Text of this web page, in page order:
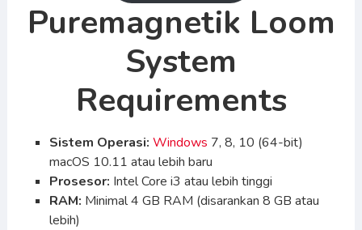
Puremagnetik Loom
System
Requirements
Sistem Operasi: Windows 7, 8, 10 (64-bit)
macOS 10.11 atau lebih baru
Prosesor: Intel Core i3 atau lebih tinggi
RAM: Minimal 4 GB RAM (disarankan 8 GB atau
lebih)